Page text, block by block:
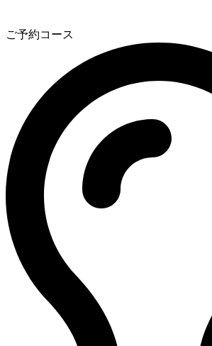
ご予約コース